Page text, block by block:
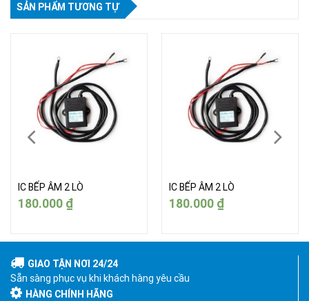
SẢN PHẨM TƯƠNG TỰ
IC BẾP ÂM 2 LÒ
180.000 ₫
IC BẾP ÂM 2 LÒ
180.000 ₫
GIAO TẬN NƠI 24/24
Sẵn sàng phục vụ khi khách hàng yêu cầu
HÀNG CHÍNH HÃNG